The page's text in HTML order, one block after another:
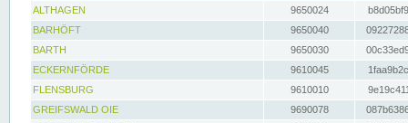
ALTHAGEN
9650024
BARHÖFT
9650040
BARTH
9650030
ECKERNFÖRDE
9610045
FLENSBURG
9610010
GREIFSWALD OIE
9690078